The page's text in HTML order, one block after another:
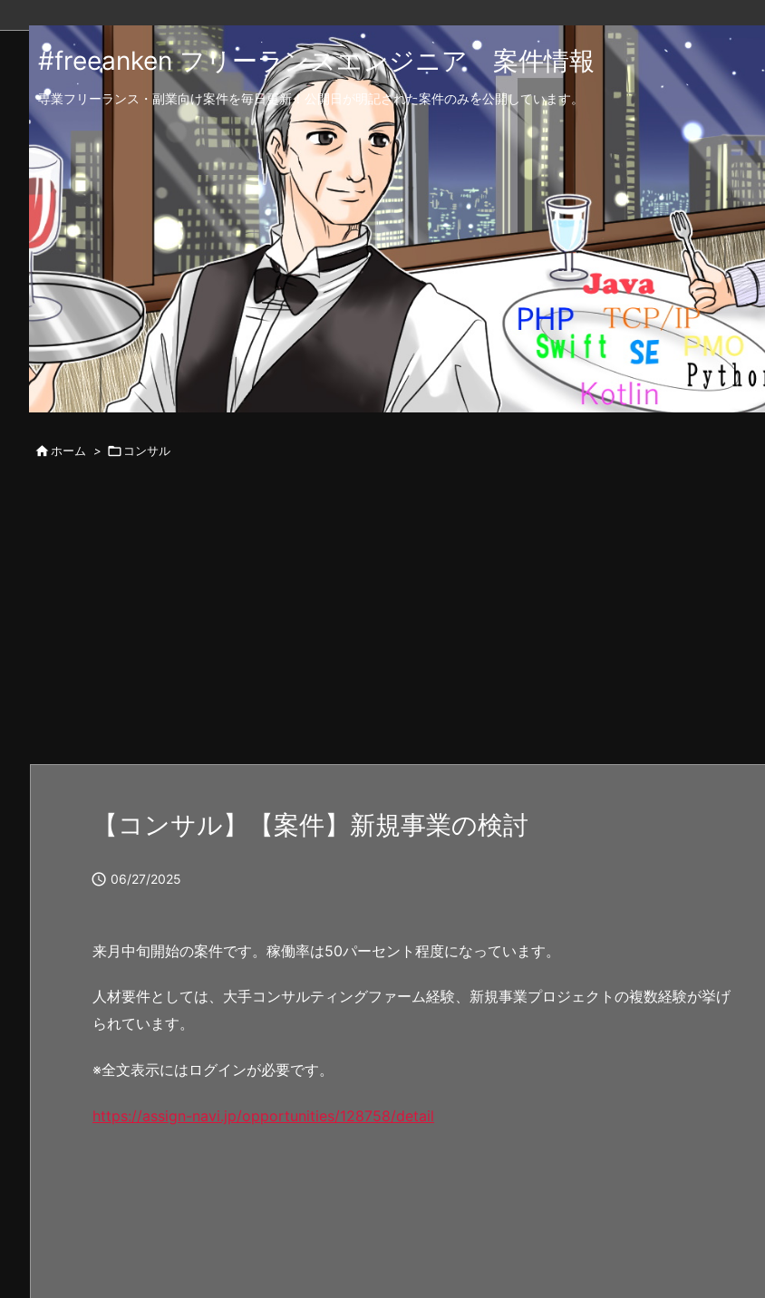
#freeanken フリーランスエンジニア 案件情報
専業フリーランス・副業向け案件を毎日更新！公開日が明記された案件のみを公開しています。
 ホーム >  コンサル
【コンサル】【案件】新規事業の検討
 06/27/2025
来月中旬開始の案件です。稼働率は50パーセント程度になっています。
人材要件としては、大手コンサルティングファーム経験、新規事業プロジェクトの複数経験が挙げ
られています。
※全文表示にはログインが必要です。
https://assign-navi.jp/opportunities/128758/detail